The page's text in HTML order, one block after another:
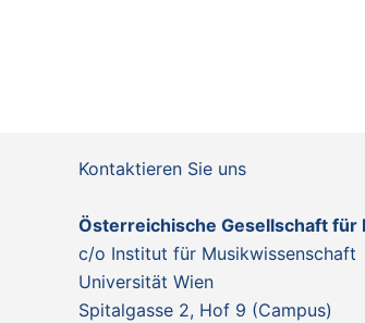
Kontaktieren Sie uns
Österreichische Gesellschaft
c/o Institut für Musikwissenschaft
Universität Wien
Spitalgasse 2, Hof 9 (Campus)